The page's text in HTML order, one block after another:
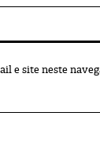
e site neste